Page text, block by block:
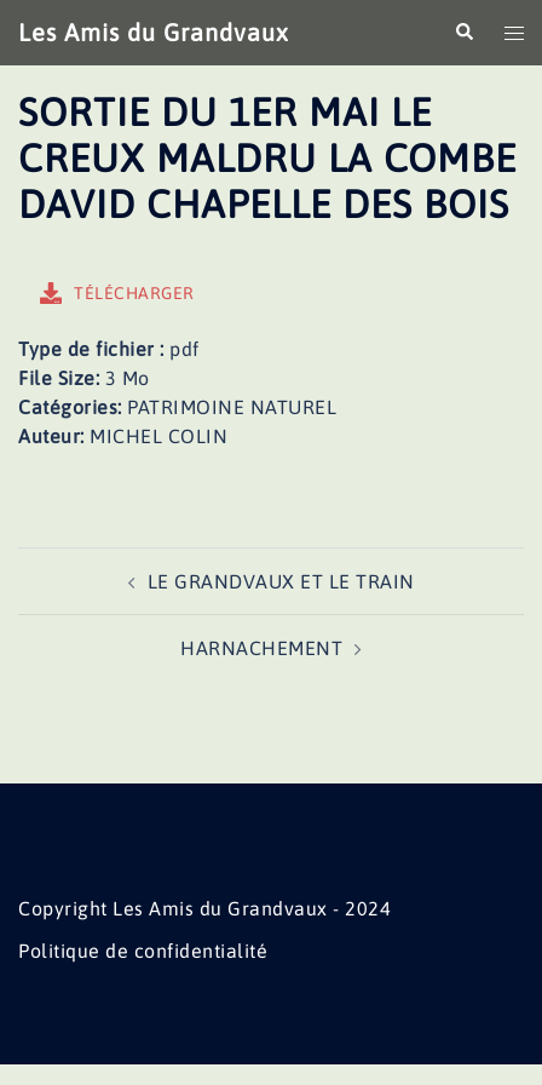
au
contenu
Les Amis du Grandvaux
le
SORTIE DU 1ER MAI LE
CREUX MALDRU LA COMBE
DAVID CHAPELLE DES BOIS
TÉLÉCHARGER
Type de fichier : pdf
File Size: 3 Mo
Catégories: PATRIMOINE NATUREL
Auteur: MICHEL COLIN
d’article
LE GRANDVAUX ET LE TRAIN
HARNACHEMENT
Copyright Les Amis du Grandvaux - 2024
Politique de confidentialité